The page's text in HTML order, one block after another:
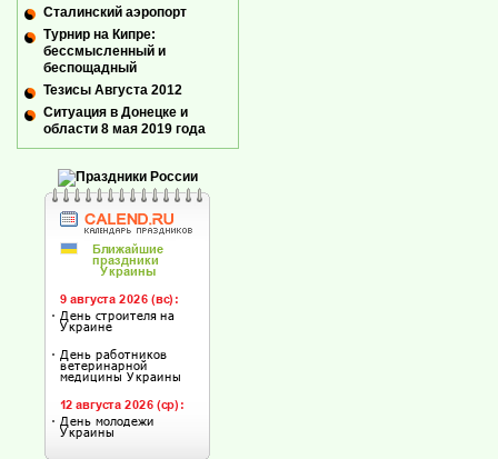
Сталинский аэропорт
Турнир на Кипре:
бессмысленный и
беспощадный
Тезисы Августа 2012
Ситуация в Донецке и
области 8 мая 2019 года